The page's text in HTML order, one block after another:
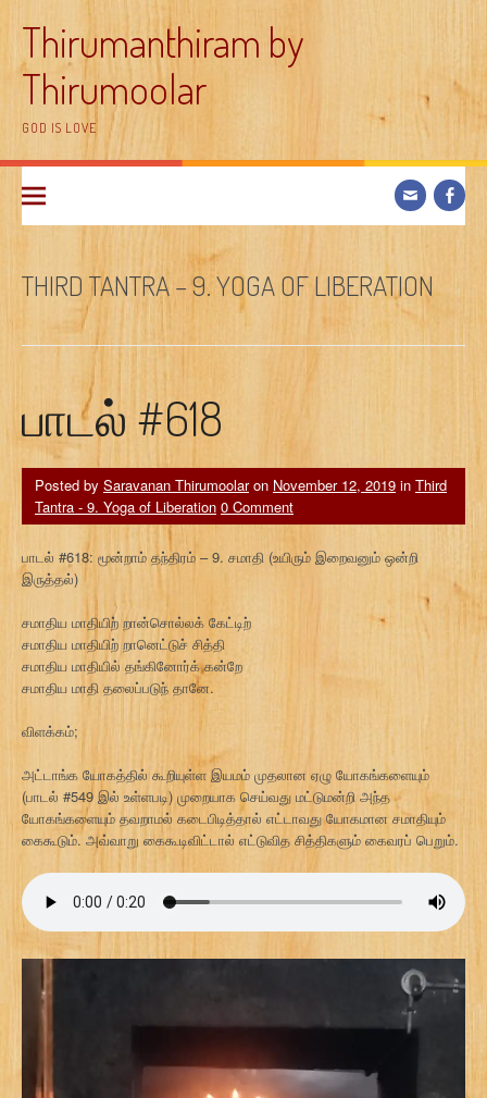
contentThirumanthiram by
Thirumoolar
GOD IS LOVE
THIRD TANTRA – 9. YOGA OF LIBERATION
பாடல் #618
Posted by Saravanan Thirumoolaron November 12, 2019 in Third
Tantra - 9. Yoga of Liberation 0 Comment
பாடல் #618: மூன்றாம் தந்திரம் – 9. சமாதி (உயிரும் இறைவனும் ஒன்றி
இருத்தல்)
சமாதிய மாதியிற் றான்சொல்லக் கேட்டிற்
சமாதிய மாதியிற் றானெட்டுச் சித்தி
சமாதிய மாதியில் தங்கினோர்க் கன்றே
சமாதிய மாதி தலைப்படுந் தானே.
விளக்கம்;
அட்டாங்க யோகத்தில் கூறியுள்ள இயமம் முதலான ஏழு யோகங்களையும்
(பாடல் #549 இல் உள்ளபடி) முறையாக செய்வது மட்டுமன்றி அந்த
யோகங்களையும் தவறாமல் கடைபிடித்தால் எட்டாவது யோகமான சமாதியும்
கைகூடும். அவ்வாறு கைகூடிவிட்டால் எட்டுவித சித்திகளும் கைவரப் பெறும்.